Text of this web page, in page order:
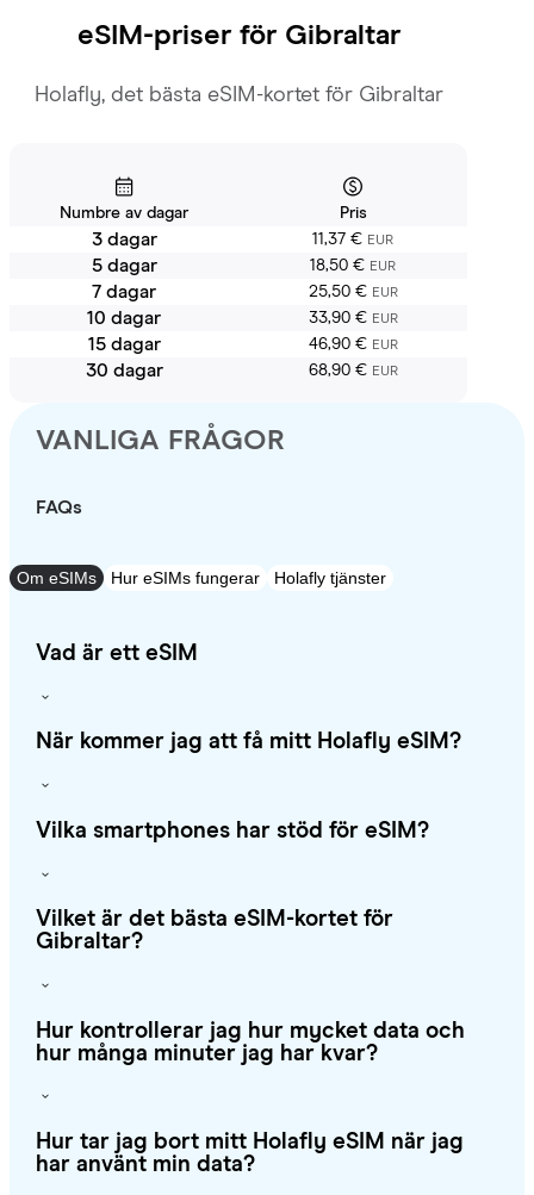
eSIM-priser för Gibraltar
Holafly, det bästa eSIM-kortet för Gibraltar
Numbre av dagar Pris
3 dagar 11,37 € EUR
5 dagar 18,50 € EUR
7 dagar 25,50 € EUR
10 dagar 33,90 € EUR
15 dagar 46,90 € EUR
30 dagar 68,90 € EUR
VANLIGA FRÅGOR
FAQs
Om eSIMs Hur eSIMs fungerar Holafly tjänster
Vad är ett eSIM
När kommer jag att få mitt Holafly eSIM?
Vilka smartphones har stöd för eSIM?
Vilket är det bästa eSIM-kortet för
Gibraltar?
Hur kontrollerar jag hur mycket data och
hur många minuter jag har kvar?
Hur tar jag bort mitt Holafly eSIM när jag
har använt min data?